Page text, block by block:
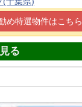
倶楽部(東京都)
め特選物件はこちら
る